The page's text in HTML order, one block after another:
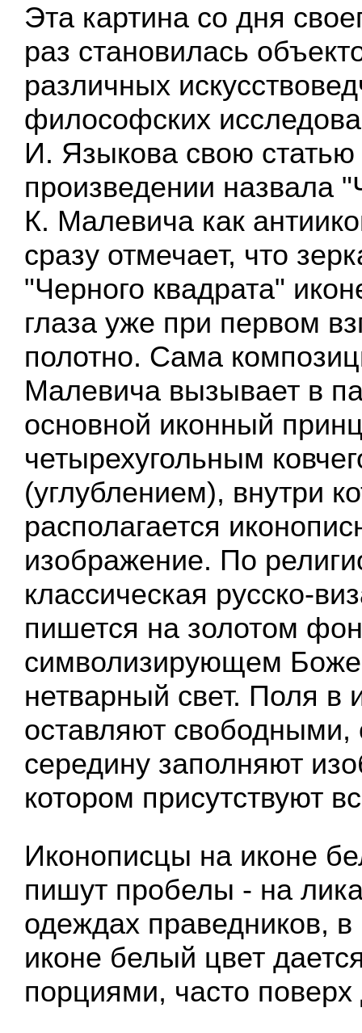
Эта картина со дня
раз становилась
различных
философских
И. Языкова свою статью
произведении назвала
К. Малевича как
сразу отмечает, что
"Черного квадрата"
глаза уже при первом
полотно. Сама
Малевича вызывает в
основной иконный
четырехугольным
(углублением), внутри
располагается
изображение. По
классическая русско-
пишется на золотом
символизирующем
нетварный свет. Поля в
оставляют
середину заполняют
котором присутствуют
Иконописцы на иконе
пишут пробелы - на
одеждах праведников,
иконе белый цвет
порциями, часто поверх